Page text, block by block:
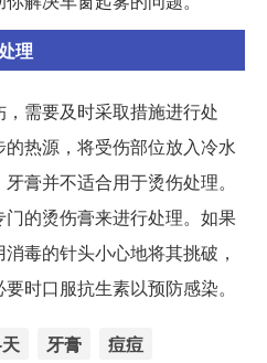
理
需要及时采取措施进行处
热源，将受伤部位放入冷水
膏并不适合用于烫伤处理。
的烫伤膏来进行处理。如果
毒的针头小心地将其挑破，
时口服抗生素以预防感染。
牙膏 痘痘